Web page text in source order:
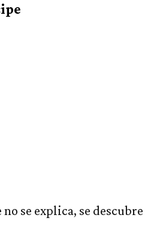
se explica, se descubre